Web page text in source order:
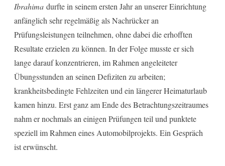
Ibrahima durfte in seinem ersten Jahr an unserer Einrichtung
anfänglich sehr regelmäßig als Nachrücker an
Prüfungsleistungen teilnehmen, ohne dabei die erhofften
Resultate erzielen zu können. In der Folge musste er sich
lange darauf konzentrieren, im Rahmen angeleiteter
Übungsstunden an seinen Defiziten zu arbeiten;
krankheitsbedingte Fehlzeiten und ein längerer Heimaturlaub
kamen hinzu. Erst ganz am Ende des Betrachtungszeitraumes
nahm er nochmals an einigen Prüfungen teil und punktete
speziell im Rahmen eines Automobilprojekts. Ein Gespräch
ist erwünscht.